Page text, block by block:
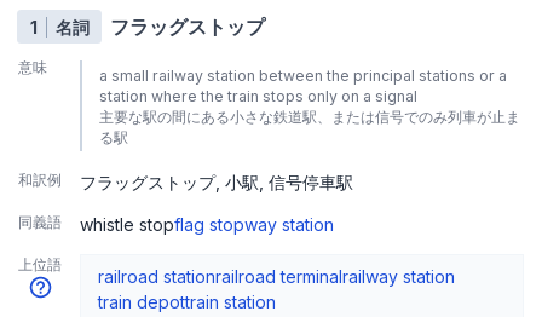
1 名詞 フラッグストップ
意味
a small railway station between the principal stations or a
station where the train stops only on a signal
主要な駅の間にある小さな鉄道駅、または信号でのみ列車が止ま
る駅
和訳例 フラッグストップ 小駅 信号停車駅
同義語 whistle stopflag stopway station
上位語
railroad stationrailroad terminalrailway station
train depottrain station